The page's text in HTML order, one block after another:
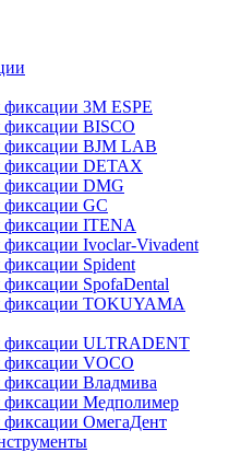
3M ESPE
BISCO
фиксации BJM LAB
фиксации DETAX
DMG
GC
фиксации ITENA
Ivoclar-Vivadent
Spident
SpofaDental
фиксации TOKUYAMA
фиксации ULTRADENT
VOCO
Владмива
Медполимер
ОмегаДент